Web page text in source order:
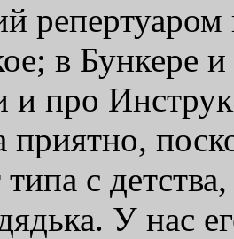
репертуаром
в Бункере
и про
приятно,
с
У нас